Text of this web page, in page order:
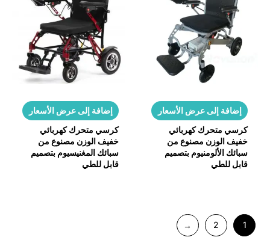
إضافة إلى عرض الأسعار
كرسي متحرك كهربائي
خفيف الوزن مصنوع من
سبائك الألومنيوم بتصميم
قابل للطي
إضافة إلى عرض الأسعار
كرسي متحرك كهربائي
خفيف الوزن مصنوع من
سبائك المغنيسيوم بتصميم
قابل للطي
2
←